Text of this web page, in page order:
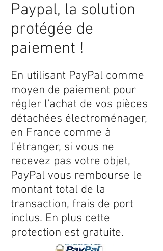
Paypal, la solution
protégée de
paiement !
En utilisant PayPal comme
moyen de paiement pour
régler l'achat de vos pièces
détachées électroménager,
en France comme à
l’étranger, si vous ne
recevez pas votre objet,
PayPal vous rembourse le
montant total de la
transaction, frais de port
inclus. En plus cette
protection est gratuite.